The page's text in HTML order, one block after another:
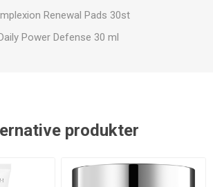
Renewal Pads 30st
Power Defense 30 ml
produkter